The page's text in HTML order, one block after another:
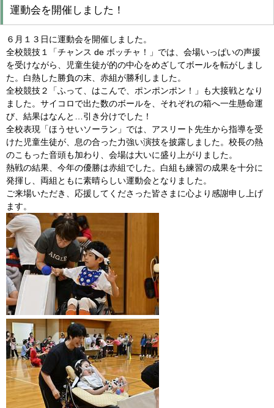
運動会を開催しました！
６月１３日に運動会を開催しました。
全校競技１「チャンス de ボッチャ！」では、会場いっぱいの声援
を受けながら、児童生徒が的の中心をめざしてボールを転がしまし
た。白熱した勝負の末、赤組が勝利しました。
全校競技２「ふって、はこんで、ポンポンポン！」も大接戦となり
ました。サイコロで出た数のボールを、それぞれの箱へ一生懸命運
び、結果はなんと…引き分けでした！
全校表現「ほうせいソーラン」では、アスリート先生から指導を受
けた児童生徒が、息の合った力強い演技を披露しました。校長の熱
のこもった音頭も加わり、会場は大いに盛り上がりました。
熱戦の結果、今年の優勝は赤組でした。白組も練習の成果を十分に
発揮し、両組ともに素晴らしい運動会となりました。
ご来場いただき、応援してくださった皆さまに心より感謝申し上げ
ます。